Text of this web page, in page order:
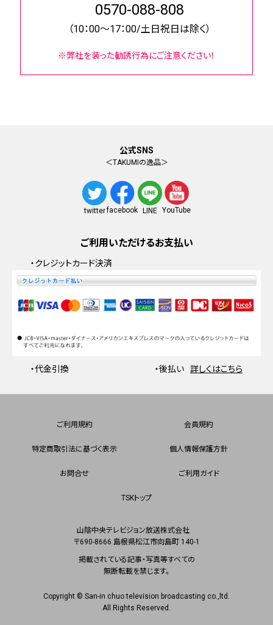
0570-088-808
（10：00～17：00/土日祝日は除く）
※弊社を装った勧誘行為にご注意ください！
公式SNS
＜TAKUMIの逸品＞
twitterfacebook LINE YouTube
ご利用いただけるお支払い
・クレジットカード決済
・代金引換 ・後払い 詳しくはこちら
ご利用規約 会員規約
特定商取引法に基づく表示 個人情報保護方針
お問合せ ご利用ガイド
TSKトップ
山陰中央テレビジョン放送株式会社
〒690-8666 島根県松江市向島町 140-1
掲載されている記事・写真等すべての
無断転載を禁じます。
Copyright © San-in chuo television broadcasting co.,ltd.
All Rights Reserved.